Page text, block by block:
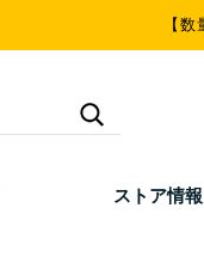
【
ストア情報